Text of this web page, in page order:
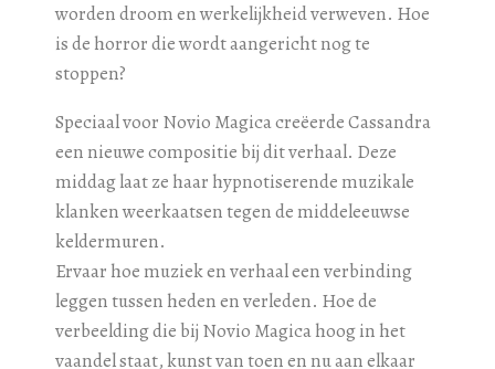
worden droom en werkelijkheid verweven. Hoe
is de horror die wordt aangericht nog te
stoppen?
Speciaal voor Novio Magica creëerde Cassandra
een nieuwe compositie bij dit verhaal. Deze
middag laat ze haar hypnotiserende muzikale
klanken weerkaatsen tegen de middeleeuwse
keldermuren.
Ervaar hoe muziek en verhaal een verbinding
leggen tussen heden en verleden. Hoe de
verbeelding die bij Novio Magica hoog in het
vaandel staat, kunst van toen en nu aan elkaar